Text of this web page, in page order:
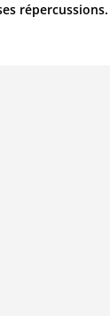
répercussions.